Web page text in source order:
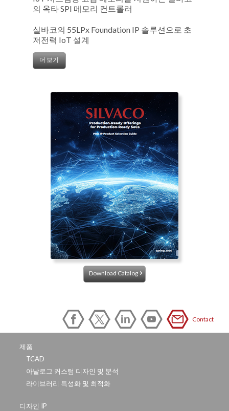
의 옥타 SPI 메모리 컨트롤러
실바코의 55LPx Foundation IP 솔루션으로 초
저전력 IoT 설계
더 보기
Download Catalog
Contact
제품
TCAD
아날로그 커스텀 디자인 및 분석
라이브러리 특성화 및 최적화
디자인 IP